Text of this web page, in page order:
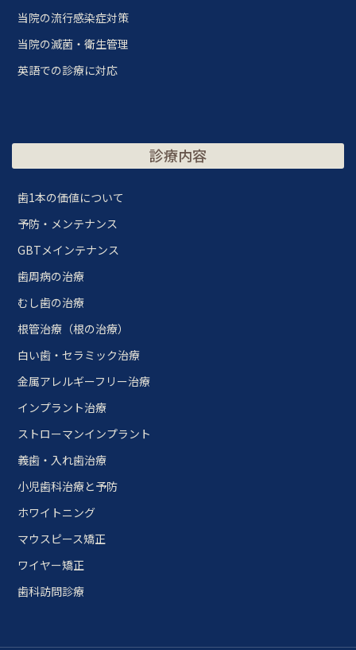
当院の流行感染症対策
当院の滅菌・衛生管理
英語での診療に対応
診療内容
歯1本の価値について
予防・メンテナンス
GBTメインテナンス
歯周病の治療
むし歯の治療
根管治療（根の治療）
白い歯・セラミック治療
金属アレルギーフリー治療
インプラント治療
ストローマンインプラント
義歯・入れ歯治療
小児歯科治療と予防
ホワイトニング
マウスピース矯正
ワイヤー矯正
歯科訪問診療